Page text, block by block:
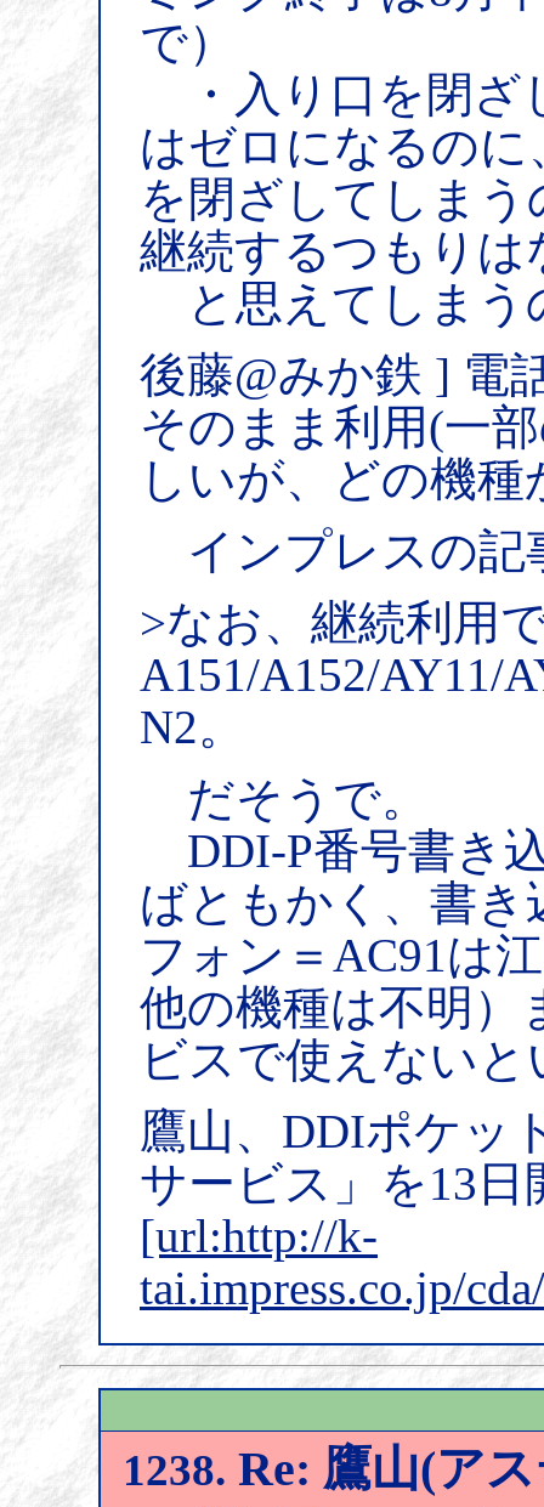
で）
・入り口を閉ざ
はゼロになるの
を閉ざしてしま
継続するつもり
と思えてしまう
後藤@みか鉄 ] 電
そのまま利用(一
しいが、どの機種
インプレスの記
>なお、継続利用
A151/A152/AY11/
N2。
だそうで。
DDI-P番号書き
ばともかく、書き
フォン＝AC91は
他の機種は不明）
ビスで使えない
鷹山、DDIポケッ
サービス」を13日
[url:http://k-
tai.impress.co.jp/
1238. Re: 鷹山(ア